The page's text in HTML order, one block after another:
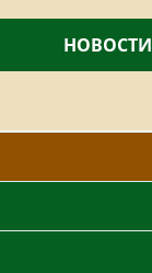
НОВОСТИ